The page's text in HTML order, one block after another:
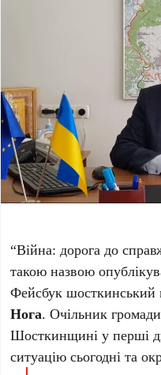
“Війна: дорога до
такою назвою
Фейсбук шосткинський
Нога. Очільник громади
Шосткинщині у перші
ситуацію сьогодні та